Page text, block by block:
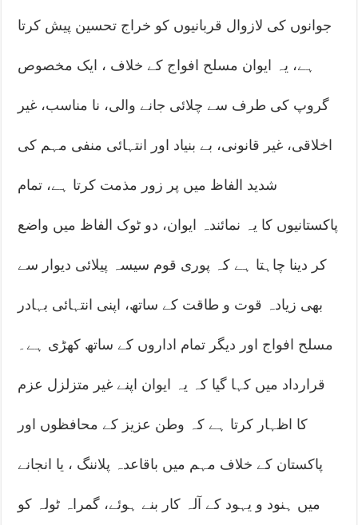
جوانوں کی لازوال قربانیوں کو خراج تحسین پیش کرتا
ہے، یہ ایوان مسلح افواج کے خلاف ، ایک مخصوص
گروپ کی طرف سے چلائی جانے والی، نا مناسب، غیر
اخلاقی، غیر قانونی، بے بنیاد اور انتہائی منفی مہم کی
شدید الفاظ میں پر زور مذمت کرتا ہے، تمام
پاکستانیوں کا یہ نمائندہ ایوان، دو ٹوک الفاظ میں واضع
کر دینا چاہتا ہے کہ پوری قوم سیسہ پیلائی دیوار سے
بھی زیادہ قوت و طاقت کے ساتھ، اپنی انتہائی بہادر
مسلح افواج اور دیگر تمام اداروں کے ساتھ کھڑی ہے۔
قرارداد میں کہا گیا کہ یہ ایوان اپنے غیر متزلزل عزم
کا اظہار کرتا ہے کہ وطن عزیز کے محافظوں اور
پاکستان کے خلاف مہم میں باقاعدہ پلاننگ ، یا انجانے
میں ہنود و یہود کے آلہ کار بنے ہوئے، گمراہ ٹولہ کو